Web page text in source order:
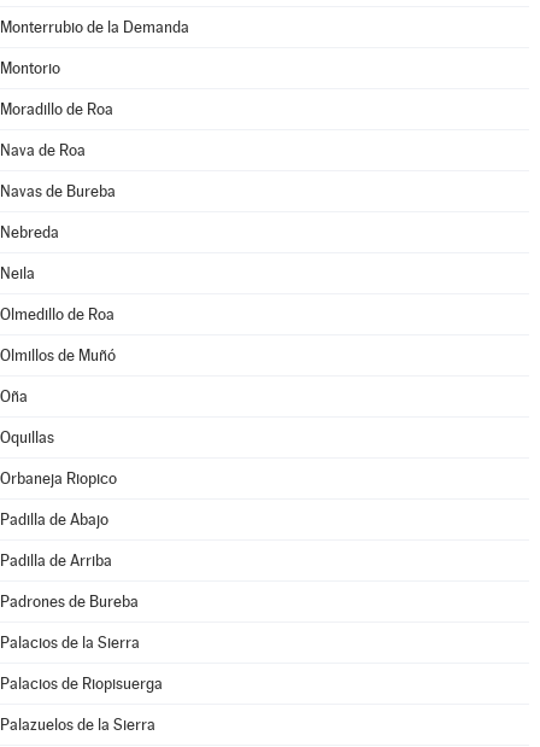
Monterrubio de la Demanda
Montorio
Moradillo de Roa
Nava de Roa
Navas de Bureba
Nebreda
Neila
Olmedillo de Roa
Olmillos de Muñó
Oña
Oquillas
Orbaneja Riopico
Padilla de Abajo
Padilla de Arriba
Padrones de Bureba
Palacios de la Sierra
Palacios de Riopisuerga
Palazuelos de la Sierra